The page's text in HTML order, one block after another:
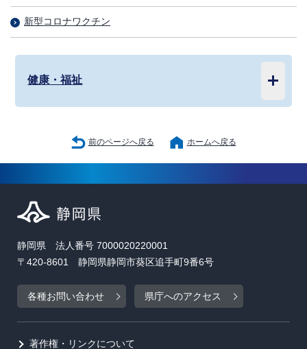
新型コロナワクチン
健康・福祉
前のページへ戻る ホームへ戻る
静岡県 法人番号 7000020220001
〒420-8601 静岡県静岡市葵区追手町9番6号
各種お問い合わせ 県庁へのアクセス
著作権・リンクについて